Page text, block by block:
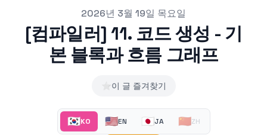
2026년 3월 19일 목요일
[컴파일러] 11. 코드 생성 - 기
본 블록과 흐름 그래프
⭐이 글 즐겨찾기
🇰🇷KO 🇺🇸EN 🇯🇵JA 🇨🇳ZH